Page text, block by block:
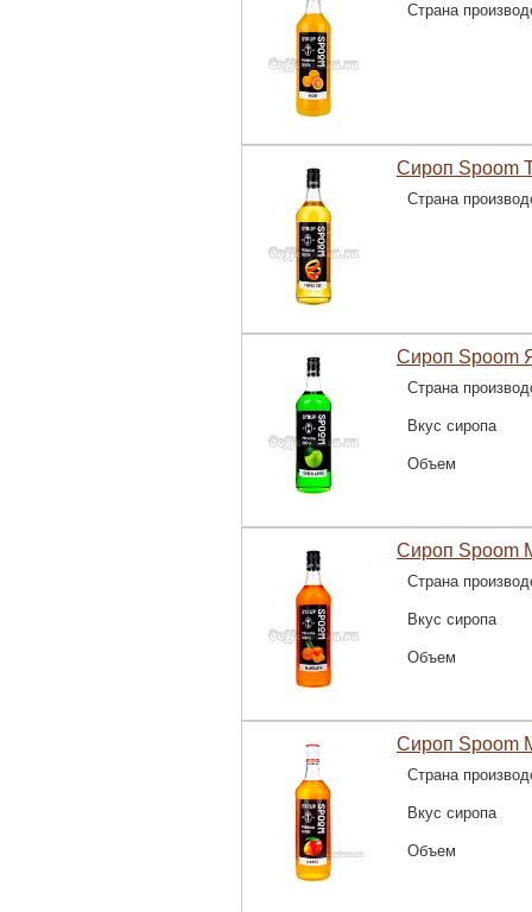
Страна
Сироп Spoom
Страна
Сироп Spoom
Страна
Вкус сиропа
Объем
Сироп Spoom
Страна
Вкус сиропа
Объем
Сироп Spoom
Страна
Вкус сиропа
Объем